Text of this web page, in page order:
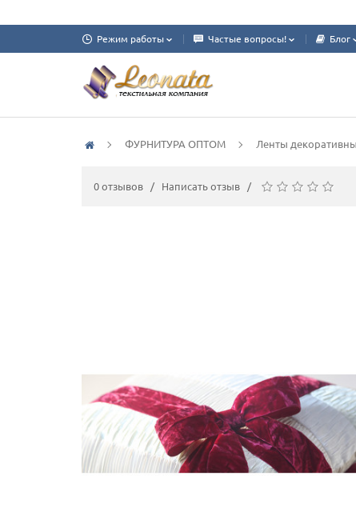
Режим работы Частые вопросы! Блог
ФУРНИТУРА ОПТОМ Ленты
0 отзывов / Написать отзыв /